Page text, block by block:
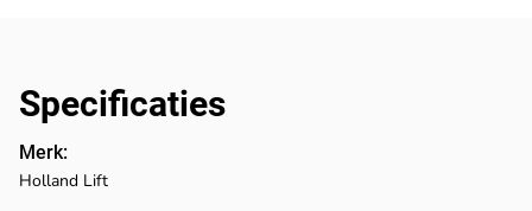
Specificaties
Merk:
Holland Lift